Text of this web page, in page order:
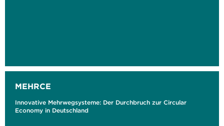
MEHRCE
Innovative Mehrwegsysteme: Der Durchbruch zur Circular
Economy in Deutschland